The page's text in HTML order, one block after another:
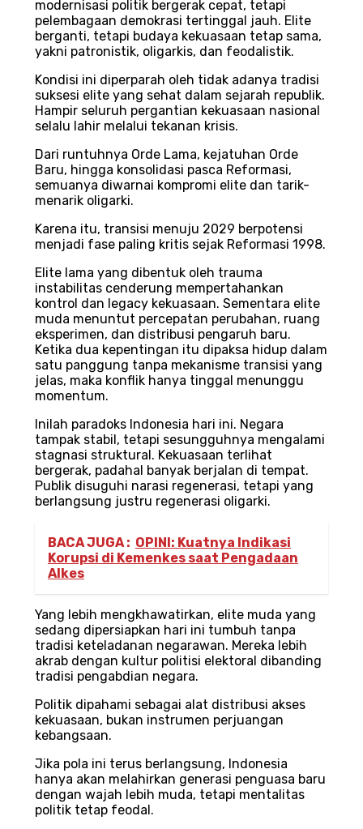
modernisasi politik bergerak cepat, tetapi
pelembagaan demokrasi tertinggal jauh. Elite
berganti, tetapi budaya kekuasaan tetap sama,
yakni patronistik, oligarkis, dan feodalistik.
Kondisi ini diperparah oleh tidak adanya tradisi
suksesi elite yang sehat dalam sejarah republik.
Hampir seluruh pergantian kekuasaan nasional
selalu lahir melalui tekanan krisis.
Dari runtuhnya Orde Lama, kejatuhan Orde
Baru, hingga konsolidasi pasca Reformasi,
semuanya diwarnai kompromi elite dan tarik-
menarik oligarki.
Karena itu, transisi menuju 2029 berpotensi
menjadi fase paling kritis sejak Reformasi 1998.
Elite lama yang dibentuk oleh trauma
instabilitas cenderung mempertahankan
kontrol dan legacy kekuasaan. Sementara elite
muda menuntut percepatan perubahan, ruang
eksperimen, dan distribusi pengaruh baru.
Ketika dua kepentingan itu dipaksa hidup dalam
satu panggung tanpa mekanisme transisi yang
jelas, maka konflik hanya tinggal menunggu
momentum.
Inilah paradoks Indonesia hari ini. Negara
tampak stabil, tetapi sesungguhnya mengalami
stagnasi struktural. Kekuasaan terlihat
bergerak, padahal banyak berjalan di tempat.
Publik disuguhi narasi regenerasi, tetapi yang
berlangsung justru regenerasi oligarki.
BACA JUGA : OPINI: Kuatnya Indikasi
Korupsi di Kemenkes saat Pengadaan
Alkes
Yang lebih mengkhawatirkan, elite muda yang
sedang dipersiapkan hari ini tumbuh tanpa
tradisi keteladanan negarawan. Mereka lebih
akrab dengan kultur politisi elektoral dibanding
tradisi pengabdian negara.
Politik dipahami sebagai alat distribusi akses
kekuasaan, bukan instrumen perjuangan
kebangsaan.
Jika pola ini terus berlangsung, Indonesia
hanya akan melahirkan generasi penguasa baru
dengan wajah lebih muda, tetapi mentalitas
politik tetap feodal.